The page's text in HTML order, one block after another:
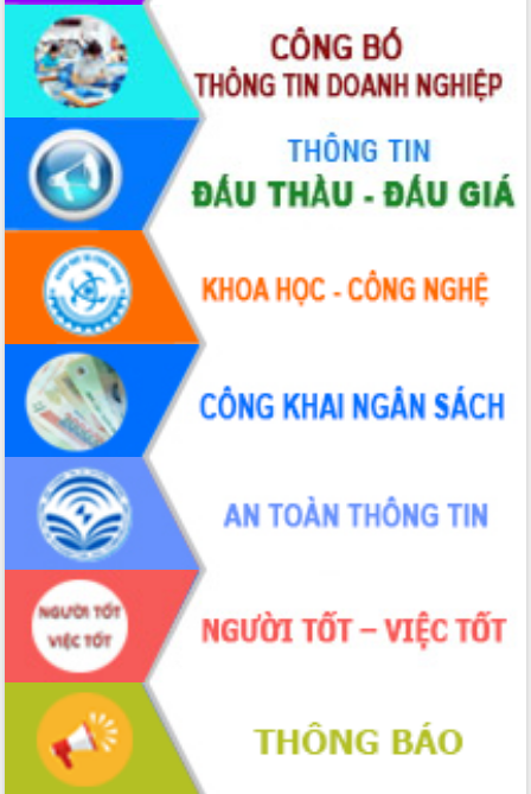
Phát động chiến dịch 30 ngày đêm
giải phóng mặt bằng Tuyến đường bộ
ven biển
Đắk Lắk nỗ lực thúc đẩy tăng trưởng
kinh tế từ 10% trở lên trong Quý
II/2026
Đắk Lắk ký kết thỏa thuận hợp tác về
chuyển đổi số giai đoạn 2026 – 2030
với Tập đoàn Bưu chính Viễn thông
Việt Nam
Thứ trưởng Bộ Y tế làm việc với tỉnh
Đắk Lắk về phát triển nhân lực y tế
cho trạm y tế cấp xã
Du lịch Đắk Lắk nâng tầm trải nghiệm
du khách thông qua Hệ thống cơ sở dữ
liệu và Bản đồ số
Tập huấn ứng dụng trí tuệ nhân tạo (AI)
trong thương mại điện tử năm 2026
Đoàn đại biểu Quốc hội tỉnh Đắk Lắk
trao đổi thông tin trước Kỳ họp thứ
nhất, Quốc hội khóa XVI
Quyết liệt cải cách hành chính, khơi
thông nguồn lực phát triển
Nâng cao hiệu lực, hiệu quả HĐND
tỉnh thông qua hiện đại hóa hành chính
Xã Ea Phê gắn cải cách hành chính với
chuyển đổi số
Phó Chủ tịch Thường trực UBND tỉnh
Hồ Thị Nguyên Thảo làm việc tại Trung
tâm Phục vụ hành chính công xã Ea